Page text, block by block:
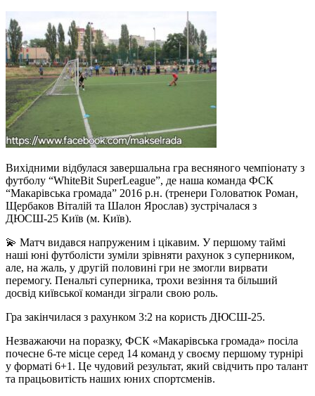
Вихідними відбулася завершальна гра весняного чемпіонату з
футболу “WhiteBit SuperLeague”, де наша команда ФСК
“Макарівська громада” 2016 р.н. (тренери Головатюк Роман,
Щербаков Віталій та Шалон Ярослав) зустрічалася з
ДЮСШ-25 Київ (м. Київ).
💫 Матч видався напруженим і цікавим. У першому таймі
наші юні футболісти зуміли зрівняти рахунок з суперником,
але, на жаль, у другій половині гри не змогли вирвати
перемогу. Пенальті суперника, трохи везіння та більший
досвід київської команди зіграли свою роль.
Гра закінчилася з рахунком 3:2 на користь ДЮСШ-25.
Незважаючи на поразку, ФСК «Макарівська громада» посіла
почесне 6-те місце серед 14 команд у своєму першому турнірі
у форматі 6+1. Це чудовий результат, який свідчить про талант
та працьовитість наших юних спортсменів.